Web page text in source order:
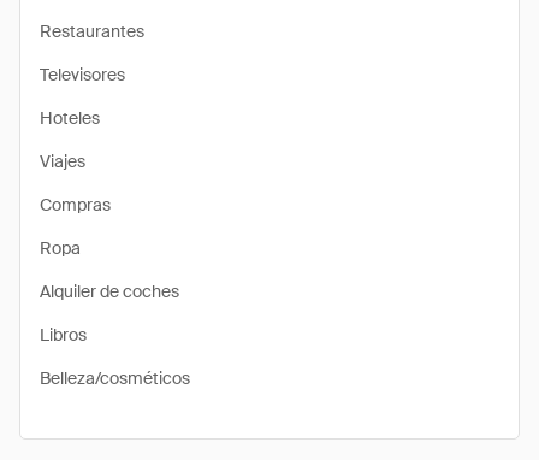
Restaurantes
Televisores
Hoteles
Viajes
Compras
Ropa
Alquiler de coches
Libros
Belleza/cosméticos